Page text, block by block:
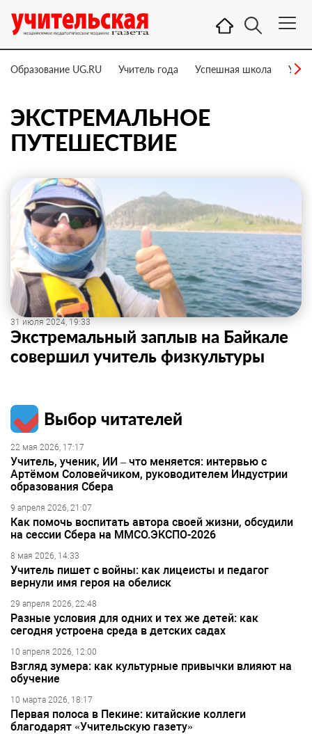
Образование UG.RU Учитель года Успешная школа
ЭКСТРЕМАЛЬНОЕ
ПУТЕШЕСТВИЕ
31 июля 2024, 19:33
Экстремальный заплыв на Байкале
совершил учитель физкультуры
Выбор читателей
22 мая 2026, 17:17
Учитель, ученик, ИИ – что меняется: интервью с
Артёмом Соловейчиком, руководителем Индустрии
образования Сбера
9 апреля 2026, 21:07
Как помочь воспитать автора своей жизни, обсудили
на сессии Сбера на ММСО.ЭКСПО-2026
8 мая 2026, 14:33
Учитель пишет с войны: как лицеисты и педагог
вернули имя героя на обелиск
29 апреля 2026, 22:48
Разные условия для одних и тех же детей: как
сегодня устроена среда в детских садах
10 апреля 2026, 12:00
Взгляд зумера: как культурные привычки влияют на
обучение
10 марта 2026, 18:17
Первая полоса в Пекине: китайские коллеги
благодарят «Учительскую газету»